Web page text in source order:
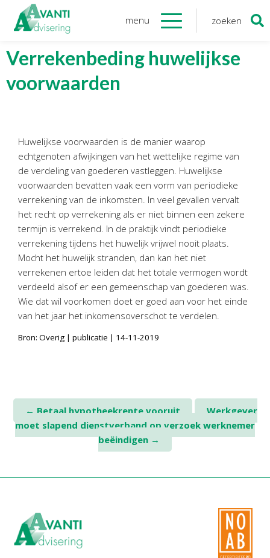
menu zoeken
Organisatie
Onze medewerkers
Sponsoring
Vacatures
Onzediensten
Financiele Administratie
Startersbegeleiding
Tijdelijk financieel personeel
Personeel & Organisatie
Bedrijfseconomisch advies
Belastingadvies Purmerend
Online boekhouden
Nieuwsoverzicht
Handige links
Contact
AvantiOnline
Twinfield – Boekhouden
Zoeken
naar:
Verrekenbeding huwelijkse
voorwaarden
Huwelijkse voorwaarden is de manier waarop
echtgenoten afwijkingen van het wettelijke regime van
de verdeling van goederen vastleggen. Huwelijkse
voorwaarden bevatten vaak een vorm van periodieke
verrekening van de inkomsten. In veel gevallen vervalt
het recht op verrekening als er niet binnen een zekere
termijn is verrekend. In de praktijk vindt periodieke
verrekening tijdens het huwelijk vrijwel nooit plaats.
Mocht het huwelijk stranden, dan kan het niet
verrekenen ertoe leiden dat het totale vermogen wordt
verdeeld alsof er een gemeenschap van goederen was.
Wie dat wil voorkomen doet er goed aan voor het einde
van het jaar het inkomensoverschot te verdelen.
Bron: Overig | publicatie | 14-11-2019
Post
navigation
← Betaal hypotheekrente vooruit
Werkgever
moet slapend dienstverband op verzoek werknemer
beëindigen →